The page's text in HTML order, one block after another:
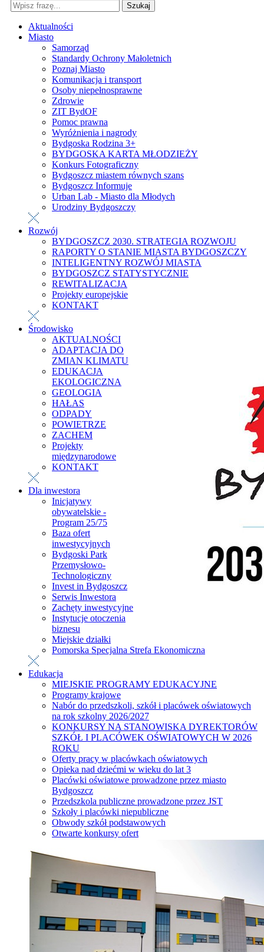
Szukaj
Aktualności
Miasto
Samorząd
Standardy Ochrony Małoletnich
Poznaj Miasto
Komunikacja i transport
Osoby niepełnosprawne
Zdrowie
ZIT BydOF
Pomoc prawna
Wyróżnienia i nagrody
Bydgoska Rodzina 3+
BYDGOSKA KARTA MŁODZIEŻY
Konkurs Fotograficzny
Bydgoszcz miastem równych szans
Bydgoszcz Informuje
Urban Lab - Miasto dla Młodych
Urodziny Bydgoszczy
Rozwój
BYDGOSZCZ 2030. STRATEGIA ROZWOJU
RAPORTY O STANIE MIASTA BYDGOSZCZY
INTELIGENTNY ROZWÓJ MIASTA
BYDGOSZCZ STATYSTYCZNIE
REWITALIZACJA
Projekty europejskie
KONTAKT
Środowisko
AKTUALNOŚCI
ADAPTACJA DO
ZMIAN KLIMATU
EDUKACJA
EKOLOGICZNA
GEOLOGIA
HAŁAS
ODPADY
POWIETRZE
ZACHEM
Projekty
międzynarodowe
KONTAKT
Dla inwestora
Inicjatywy
obywatelskie -
Program 25/75
Baza ofert
inwestycyjnych
Bydgoski Park
Przemysłowo-
Technologiczny
Invest in Bydgoszcz
Serwis Inwestora
Zachęty inwestycyjne
Instytucje otoczenia
biznesu
Miejskie działki
Pomorska Specjalna Strefa Ekonomiczna
Edukacja
MIEJSKIE PROGRAMY EDUKACYJNE
Programy krajowe
Nabór do przedszkoli, szkół i placówek oświatowych
na rok szkolny 2026/2027
KONKURSY NA STANOWISKA DYREKTORÓW
SZKÓŁ I PLACÓWEK OŚWIATOWYCH W 2026
ROKU
Oferty pracy w placówkach oświatowych
Opieka nad dziećmi w wieku do lat 3
Placówki oświatowe prowadzone przez miasto
Bydgoszcz
Przedszkola publiczne prowadzone przez JST
Szkoły i placówki niepubliczne
Obwody szkół podstawowych
Otwarte konkursy ofert